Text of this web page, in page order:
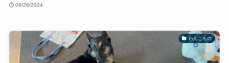
09/26/2024
わんこもの